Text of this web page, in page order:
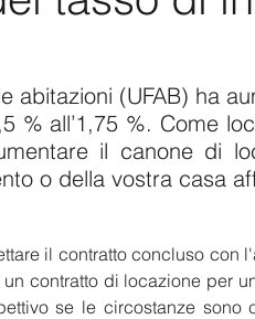
abitazioni (UFAB) ha
% all’1,75 %. Come
il canone di
o della vostra casa
il contratto concluso con
contratto di locazione per
se le circostanze sono